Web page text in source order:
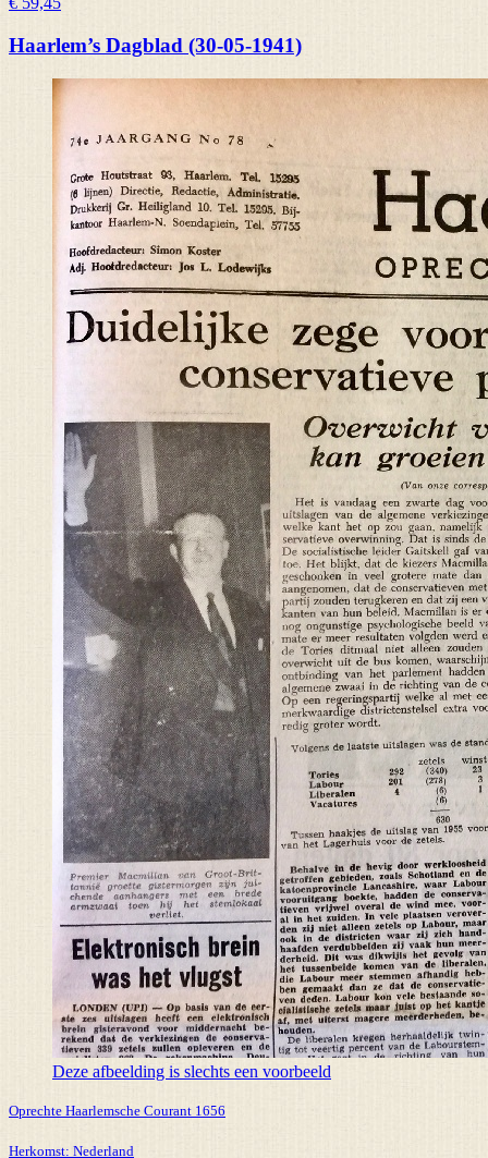
Haarlem’s Dagblad (30-05-1941)
Deze afbeelding is slechts een voorbeeld
Oprechte Haarlemsche Courant 1656
Herkomst: Nederland